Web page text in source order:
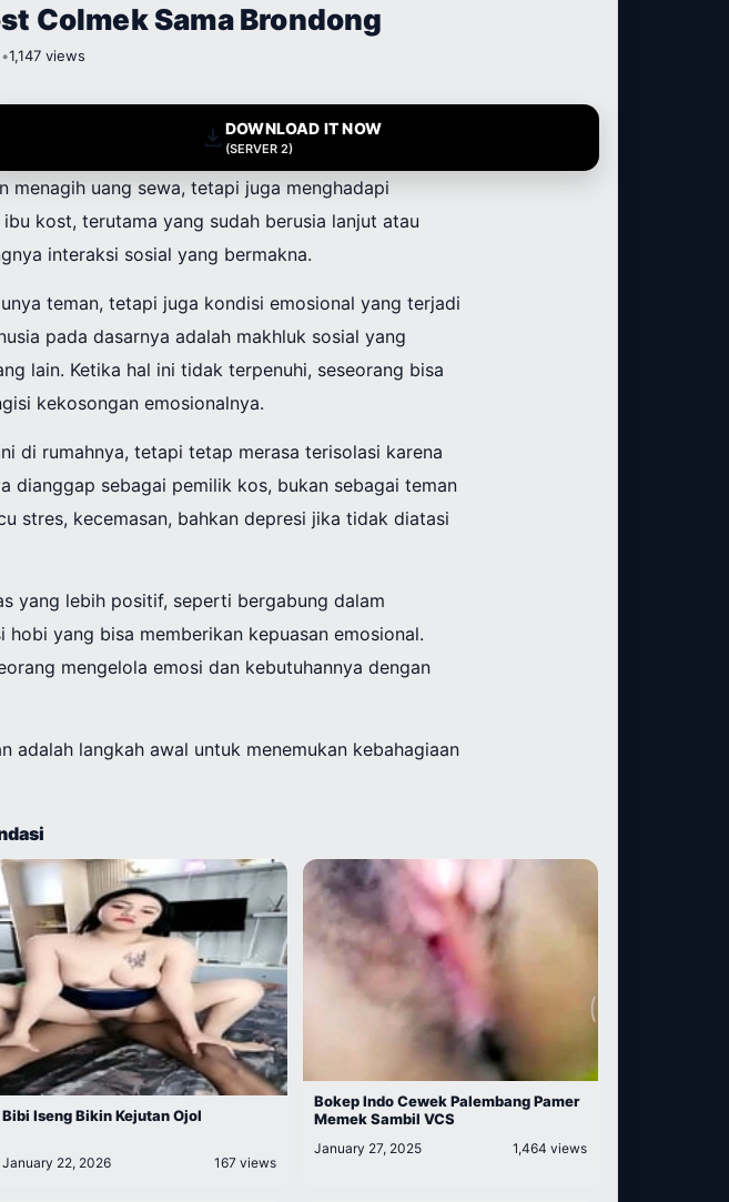
Colmek Sama Brondong
•1,147 views
DOWNLOAD IT NOW
(SERVER 2)
menagih uang sewa, tetapi juga menghadapi
kost, terutama yang sudah berusia lanjut atau
interaksi sosial yang bermakna.
teman, tetapi juga kondisi emosional yang terjadi
pada dasarnya adalah makhluk sosial yang
lain. Ketika hal ini tidak terpenuhi, seseorang bisa
kekosongan emosionalnya.
di rumahnya, tetapi tetap merasa terisolasi karena
dianggap sebagai pemilik kos, bukan sebagai teman
stres, kecemasan, bahkan depresi jika tidak diatasi
yang lebih positif, seperti bergabung dalam
yang bisa memberikan kepuasan emosional.
mengelola emosi dan kebutuhannya dengan
adalah langkah awal untuk menemukan kebahagiaan
Bibi Iseng Bikin Kejutan Ojol
January 22, 2026 167 views
Bokep Indo Cewek Palembang Pamer
Memek Sambil VCS
January 27, 2025 1,464 views